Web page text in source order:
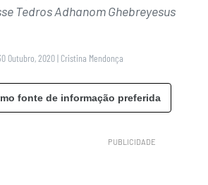
Tedros Adhanom Ghebreyesus
Outubro, 2020 | Cristina Mendonça
fonte de informação preferida